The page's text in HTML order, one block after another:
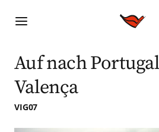
Auf nach
Valença
VIG07